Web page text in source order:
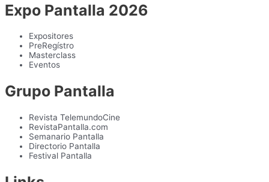
Expo Pantalla 2026
Expositores
PreRegístro
Masterclass
Eventos
Grupo Pantalla
Revista TelemundoCine
RevistaPantalla.com
Semanario Pantalla
Directorio Pantalla
Festival Pantalla